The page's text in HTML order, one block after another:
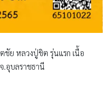
ย หลวงปู่ชิต รุ่นแรก เนื้อ
.อุบลราชธานี